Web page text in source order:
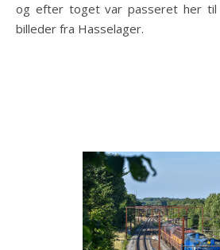
og efter toget var passeret her
billeder fra Hasselager.